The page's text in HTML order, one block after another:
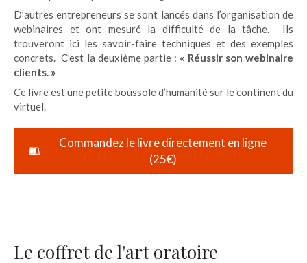
D’autres entrepreneurs se sont lancés dans l’organisation de
webinaires et ont mesuré la difficulté de la tâche. Ils
trouveront ici les savoir-faire techniques et des exemples
concrets. C’est la deuxième partie : « Réussir son webinaire
clients. »
Ce livre est une petite boussole d’humanité sur le continent du
virtuel.
Commandez le livre directement en ligne
(25€)
Le coffret de l'art oratoire